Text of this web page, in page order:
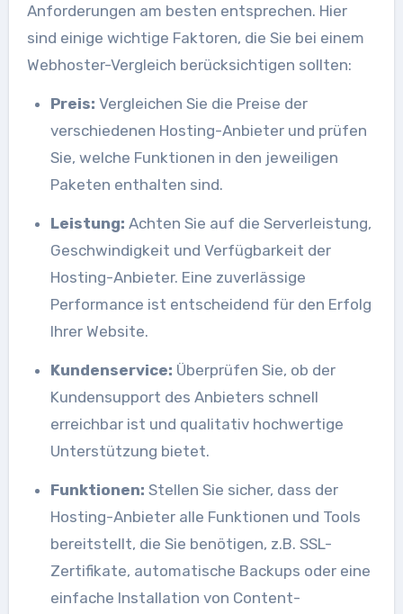
Anforderungen am besten entsprechen. Hier
sind einige wichtige Faktoren, die Sie bei einem
Webhoster-Vergleich berücksichtigen sollten:
Preis: Vergleichen Sie die Preise der
verschiedenen Hosting-Anbieter und prüfen
Sie, welche Funktionen in den jeweiligen
Paketen enthalten sind.
Leistung: Achten Sie auf die Serverleistung,
Geschwindigkeit und Verfügbarkeit der
Hosting-Anbieter. Eine zuverlässige
Performance ist entscheidend für den Erfolg
Ihrer Website.
Kundenservice: Überprüfen Sie, ob der
Kundensupport des Anbieters schnell
erreichbar ist und qualitativ hochwertige
Unterstützung bietet.
Funktionen: Stellen Sie sicher, dass der
Hosting-Anbieter alle Funktionen und Tools
bereitstellt, die Sie benötigen, z.B. SSL-
Zertifikate, automatische Backups oder eine
einfache Installation von Content-